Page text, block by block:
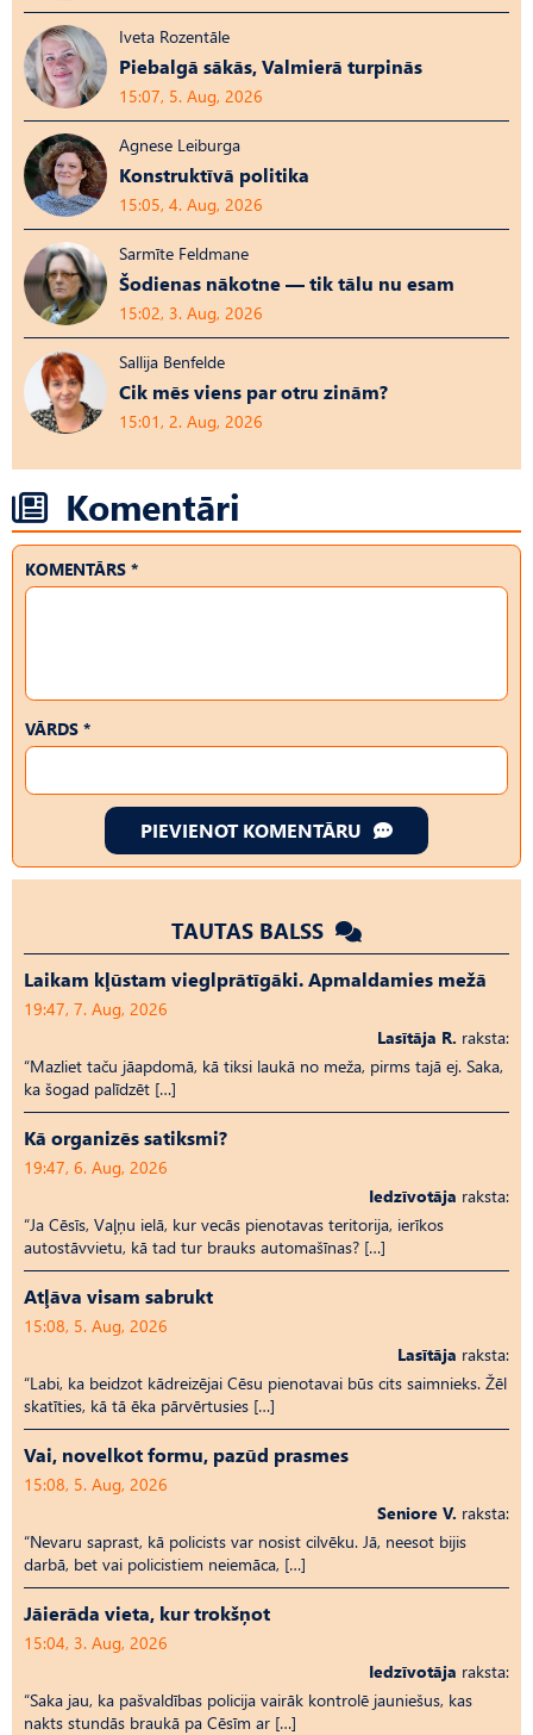
Iveta Rozentāle
Piebalgā sākās, Valmierā turpinās
15:07, 5. Aug, 2026
Agnese Leiburga
Konstruktīvā politika
15:05, 4. Aug, 2026
Sarmīte Feldmane
Šodienas nākotne — tik tālu nu esam
15:02, 3. Aug, 2026
Sallija Benfelde
Cik mēs viens par otru zinām?
15:01, 2. Aug, 2026
Komentāri
KOMENTĀRS *
VĀRDS *
PIEVIENOT KOMENTĀRU
TAUTAS BALSS
Laikam kļūstam vieglprātīgāki. Apmaldamies mežā
19:47, 7. Aug, 2026
Lasītāja R. raksta:
“Mazliet taču jāapdomā, kā tiksi laukā no meža, pirms tajā ej. Saka,
ka šogad palīdzēt […]
Kā organizēs satiksmi?
19:47, 6. Aug, 2026
Iedzīvotāja raksta:
“Ja Cēsīs, Vaļņu ielā, kur vecās pienotavas teritorija, ierīkos
autostāvvietu, kā tad tur brauks automašīnas? […]
Atļāva visam sabrukt
15:08, 5. Aug, 2026
Lasītāja raksta:
“Labi, ka beidzot kādreizējai Cēsu pienotavai būs cits saimnieks. Žēl
skatīties, kā tā ēka pārvērtusies […]
Vai, novelkot formu, pazūd prasmes
15:08, 5. Aug, 2026
Seniore V. raksta:
“Nevaru saprast, kā policists var nosist cilvēku. Jā, neesot bijis
darbā, bet vai policistiem neiemāca, […]
Jāierāda vieta, kur trokšņot
15:04, 3. Aug, 2026
Iedzīvotāja raksta:
“Saka jau, ka pašvaldības policija vairāk kontrolē jauniešus, kas
nakts stundās braukā pa Cēsīm ar […]